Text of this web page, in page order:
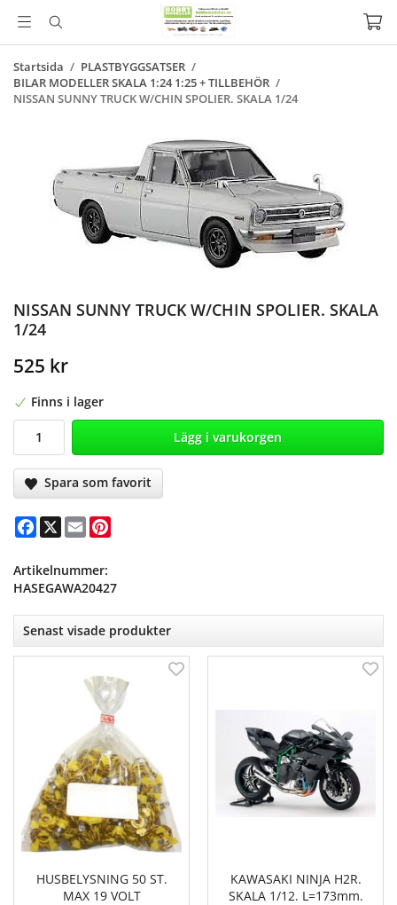
Startsida / PLASTBYGGSATSER /
BILAR MODELLER SKALA 1:24 1:25 + TILLBEHÖR /
NISSAN SUNNY TRUCK W/CHIN SPOLIER. SKALA 1/24
NISSAN SUNNY TRUCK W/CHIN SPOLIER. SKALA
1/24
525 kr
Finns i lager
Lägg i varukorgen
Spara som favorit
Facebook
X Email
Artikelnummer:
HASEGAWA20427
Senast visade produkter
HUSBELYSNING 50 ST.
MAX 19 VOLT
KAWASAKI NINJA H2R.
SKALA 1/12. L=173mm.